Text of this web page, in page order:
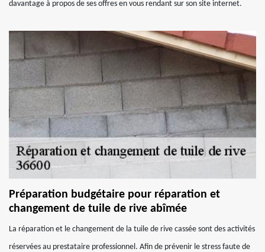
davantage à propos de ses offres en vous rendant sur son site internet.
Préparation budgétaire pour réparation et
changement de tuile de rive abîmée
La réparation et le changement de la tuile de rive cassée sont des activités
réservées au prestataire professionnel. Afin de prévenir le stress faute de